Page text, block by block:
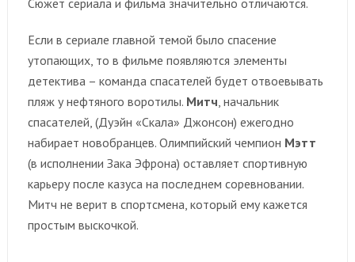
Если в сериале главной темой было спасение
утопающих, то в фильме появляются элементы
детектива – команда спасателей будет отвоевывать
пляж у нефтяного воротилы. Митч , начальник
спасателей, (Дуэйн «Скала» Джонсон) ежегодно
набирает новобранцев. Олимпийский чемпион Мэтт
(в исполнении Зака Эфрона) оставляет спортивную
карьеру после казуса на последнем соревновании.
Митч не верит в спортсмена, который ему кажется
простым выскочкой.